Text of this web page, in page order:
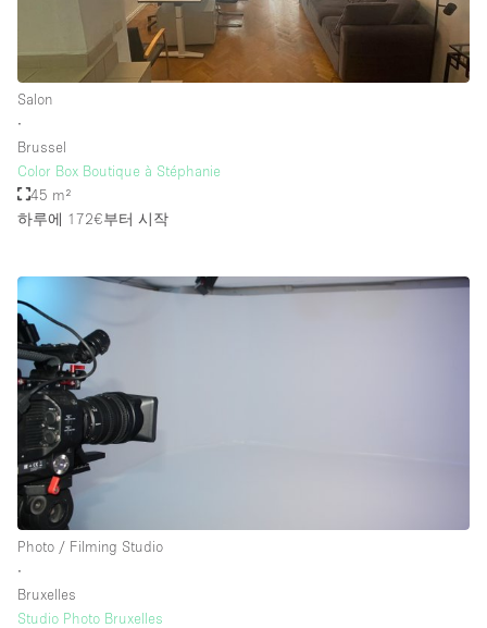
Salon
∙
Brussel
Color Box Boutique à Stéphanie
45 m²
하루에 172€부터 시작
Photo / Filming Studio
∙
Bruxelles
Studio Photo Bruxelles